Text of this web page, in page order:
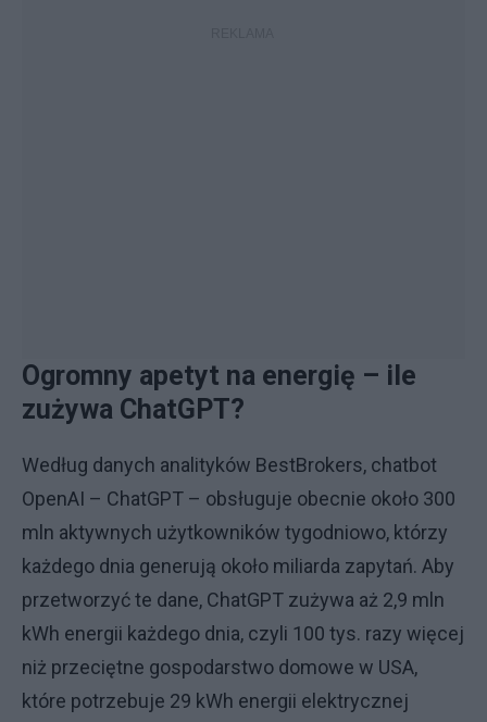
Ogromny apetyt na energię – ile
zużywa ChatGPT?
Według danych analityków BestBrokers, chatbot
OpenAI – ChatGPT – obsługuje obecnie około 300
mln aktywnych użytkowników tygodniowo, którzy
każdego dnia generują około miliarda zapytań. Aby
przetworzyć te dane, ChatGPT zużywa aż 2,9 mln
kWh energii każdego dnia, czyli 100 tys. razy więcej
niż przeciętne gospodarstwo domowe w USA,
które potrzebuje 29 kWh energii elektrycznej